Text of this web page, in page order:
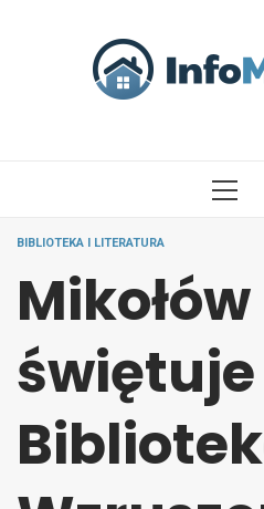
BIBLIOTEKA I LITERATURA
Mikołów
świętuje